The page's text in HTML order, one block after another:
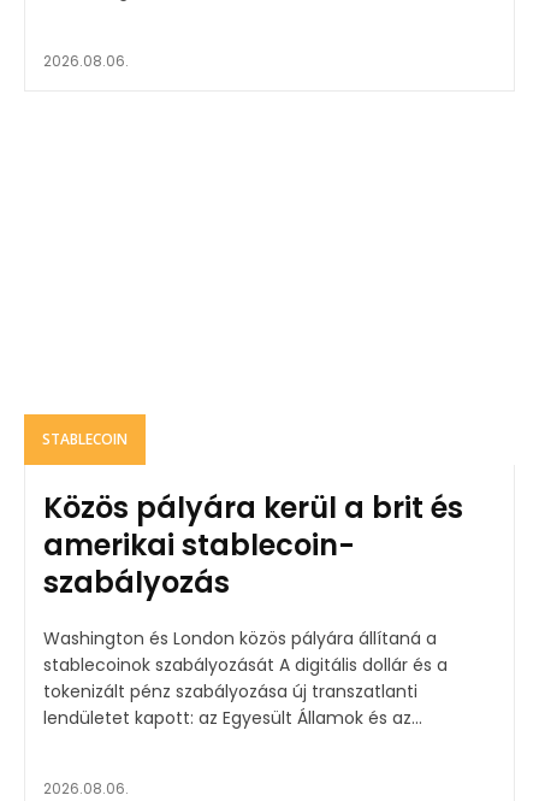
2026.08.06.
STABLECOIN
Közös pályára kerül a brit és
amerikai stablecoin-
szabályozás
Washington és London közös pályára állítaná a
stablecoinok szabályozását A digitális dollár és a
tokenizált pénz szabályozása új transzatlanti
lendületet kapott: az Egyesült Államok és az...
2026.08.06.